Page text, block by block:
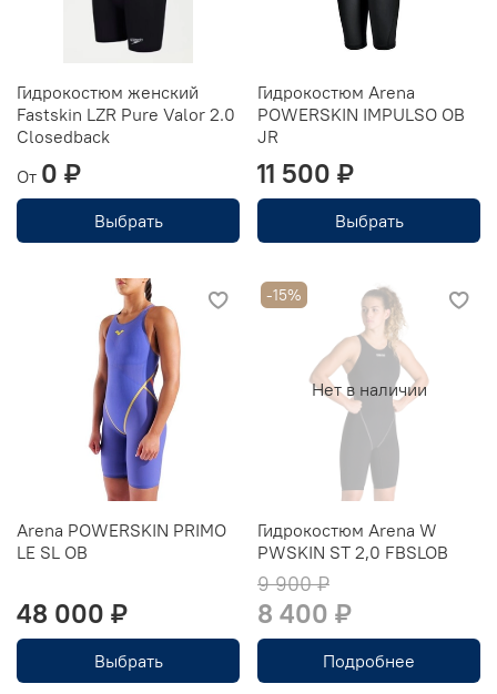
Гидрокостюм женский
Fastskin LZR Pure Valor 2.0
Closedback
От 0 ₽
Выбрать
Гидрокостюм Arena
POWERSKIN IMPULSO OB
JR
11 500 ₽
Выбрать
Arena POWERSKIN PRIMO
LE SL OB
48 000 ₽
Выбрать
Нет в наличии
-15%
Гидрокостюм Arena W
PWSKIN ST 2,0 FBSLOB
9 900 ₽
8 400 ₽
Подробнее